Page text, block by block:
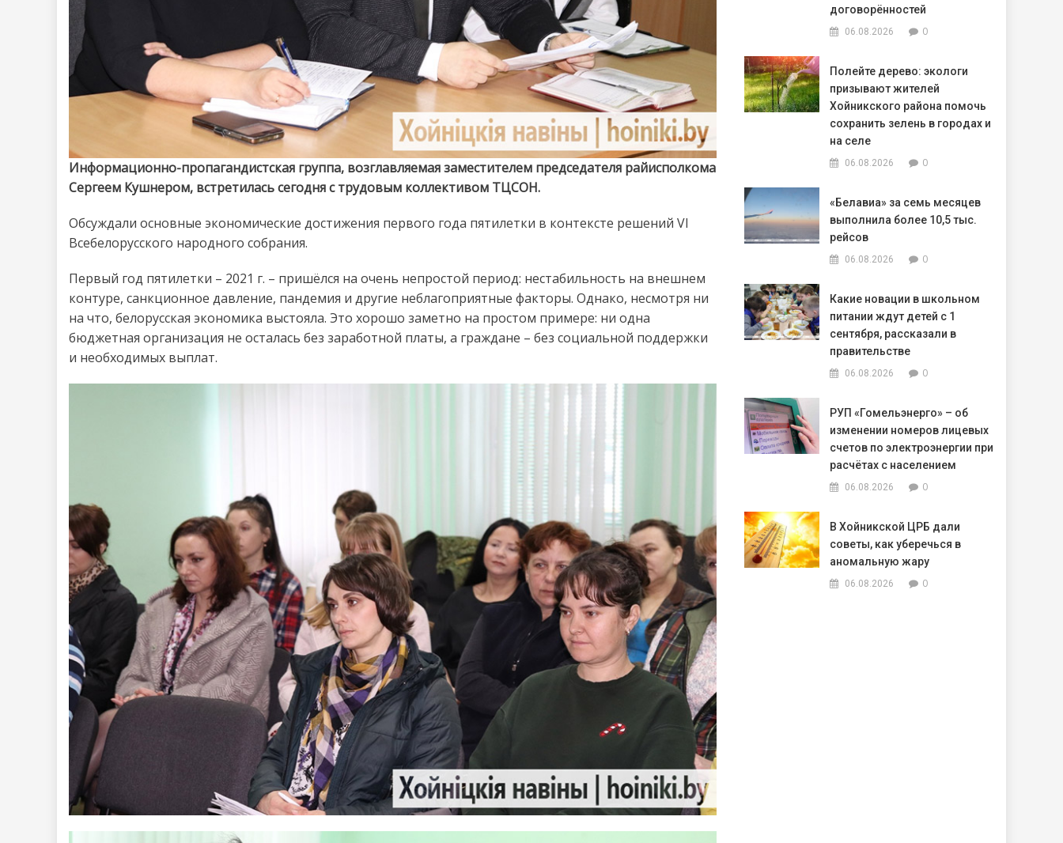
Информационно-пропагандистская группа, возглавляемая заместителем председателя райисполкома
Сергеем Кушнером, встретилась сегодня с трудовым коллективом ТЦСОН.
Обсуждали основные экономические достижения первого года пятилетки в контексте решений VI
Всебелорусского народного собрания.
Первый год пятилетки – 2021 г. – пришёлся на очень непростой период: нестабильность на внешнем
контуре, санкционное давление, пандемия и другие неблагоприятные факторы. Однако, несмотря ни
на что, белорусская экономика выстояла. Это хорошо заметно на простом примере: ни одна
бюджетная организация не осталась без заработной платы, а граждане – без социальной поддержки
и необходимых выплат.
договорённостей
06.08.2026 0
Полейте дерево: экологи
призывают жителей
Хойникского района помочь
сохранить зелень в городах и
на селе
06.08.2026 0
«Белавиа» за семь месяцев
выполнила более 10,5 тыс.
рейсов
06.08.2026 0
Какие новации в школьном
питании ждут детей с 1
сентября, рассказали в
правительстве
06.08.2026 0
РУП «Гомельэнерго» – об
изменении номеров лицевых
счетов по электроэнергии при
расчётах с населением
06.08.2026 0
В Хойникской ЦРБ дали
советы, как уберечься в
аномальную жару
06.08.2026 0